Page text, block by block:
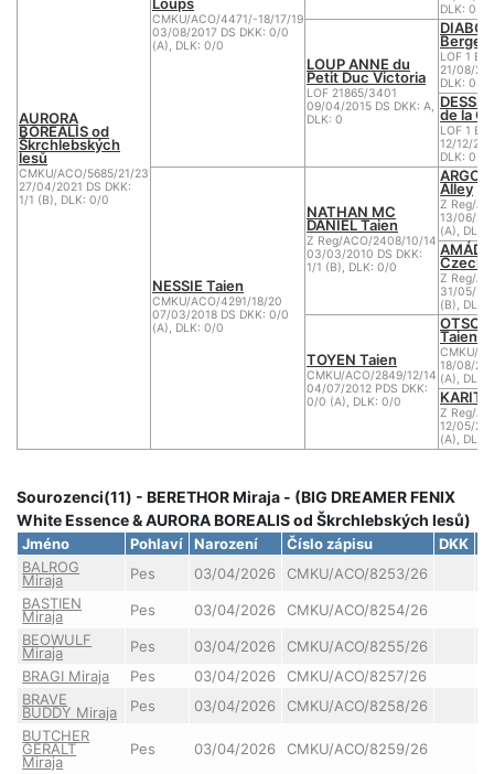
AURORA
BOREALIS od
Škrchlebských
lesů
CMKU/ACO/5685/21/23
27/04/2021 DS DKK:
1/1 (B), DLK: 0/0
CMKU/ACO/4471/-18/17/19
03/08/2017 DS DKK: 0/0
(A), DLK: 0/0
DLK: 0
LOUP ANNE du
Petit Duc Victoria
LOF 21865/3401
09/04/2015 DS DKK: A,
DLK: 0
Berger
LOF 1
21/08/
DLK: 0
de la
LOF 1
12/12/
DLK: 0
NESSIE Taien
CMKU/ACO/4291/18/20
07/03/2018 DS DKK: 0/0
(A), DLK: 0/0
NATHAN MC
DANIEL Taien
Z Reg/ACO/2408/10/14
03/03/2010 DS DKK:
1/1 (B), DLK: 0/0
ARGO
Alley
Z Reg/
13/06/
(A), DLK:
Czech
Z Reg/
31/05/
(B), DLK:
TOYEN Taien
CMKU/ACO/2849/12/14
04/07/2012 PDS DKK:
0/0 (A), DLK: 0/0
Taien
CMKU/
18/08/
(A), DLK:
Z Reg/
12/05/
(A), DLK:
Sourozenci(11) - BERETHOR Miraja - (BIG DREAMER FENIX
White Essence & AURORA BOREALIS od Škrchlebských lesů)
Jméno Pohlaví Narození Číslo zápisu DKK
BALROG
Miraja Pes 03/04/2026
CMKU/ACO/8253/26
BASTIEN
Miraja Pes 03/04/2026
CMKU/ACO/8254/26
BEOWULF
Miraja Pes 03/04/2026
CMKU/ACO/8255/26
BRAGI Miraja
Pes 03/04/2026
CMKU/ACO/8257/26
BRAVE
BUDDY Miraja Pes 03/04/2026
CMKU/ACO/8258/26
BUTCHER
GERALT
Miraja
Pes 03/04/2026 CMKU/ACO/8259/26